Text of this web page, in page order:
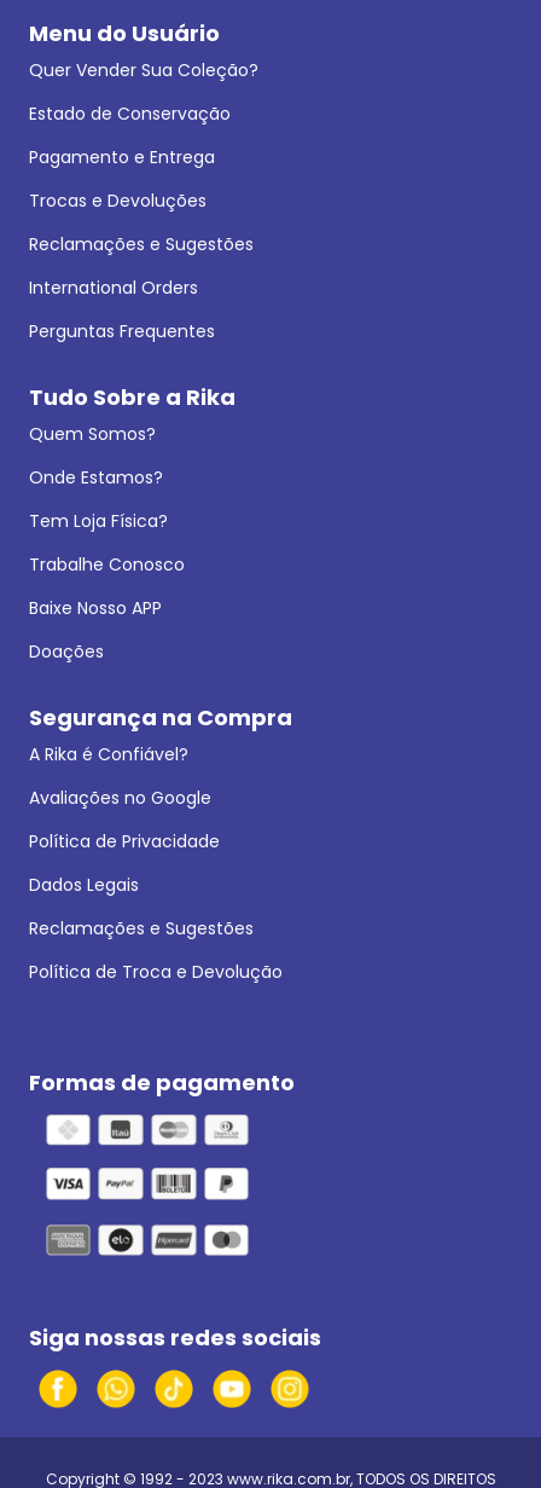
Menu do Usuário
Quer Vender Sua Coleção?
Estado de Conservação
Pagamento e Entrega
Trocas e Devoluções
Reclamações e Sugestões
International Orders
Perguntas Frequentes
Tudo Sobre a Rika
Quem Somos?
Onde Estamos?
Tem Loja Física?
Trabalhe Conosco
Baixe Nosso APP
Doações
Segurança na Compra
A Rika é Confiável?
Avaliações no Google
Política de Privacidade
Dados Legais
Reclamações e Sugestões
Política de Troca e Devolução
Formas de pagamento
Siga nossas redes sociais
Copyright © 1992 - 2023 www.rika.com.br, TODOS OS DIREITOS